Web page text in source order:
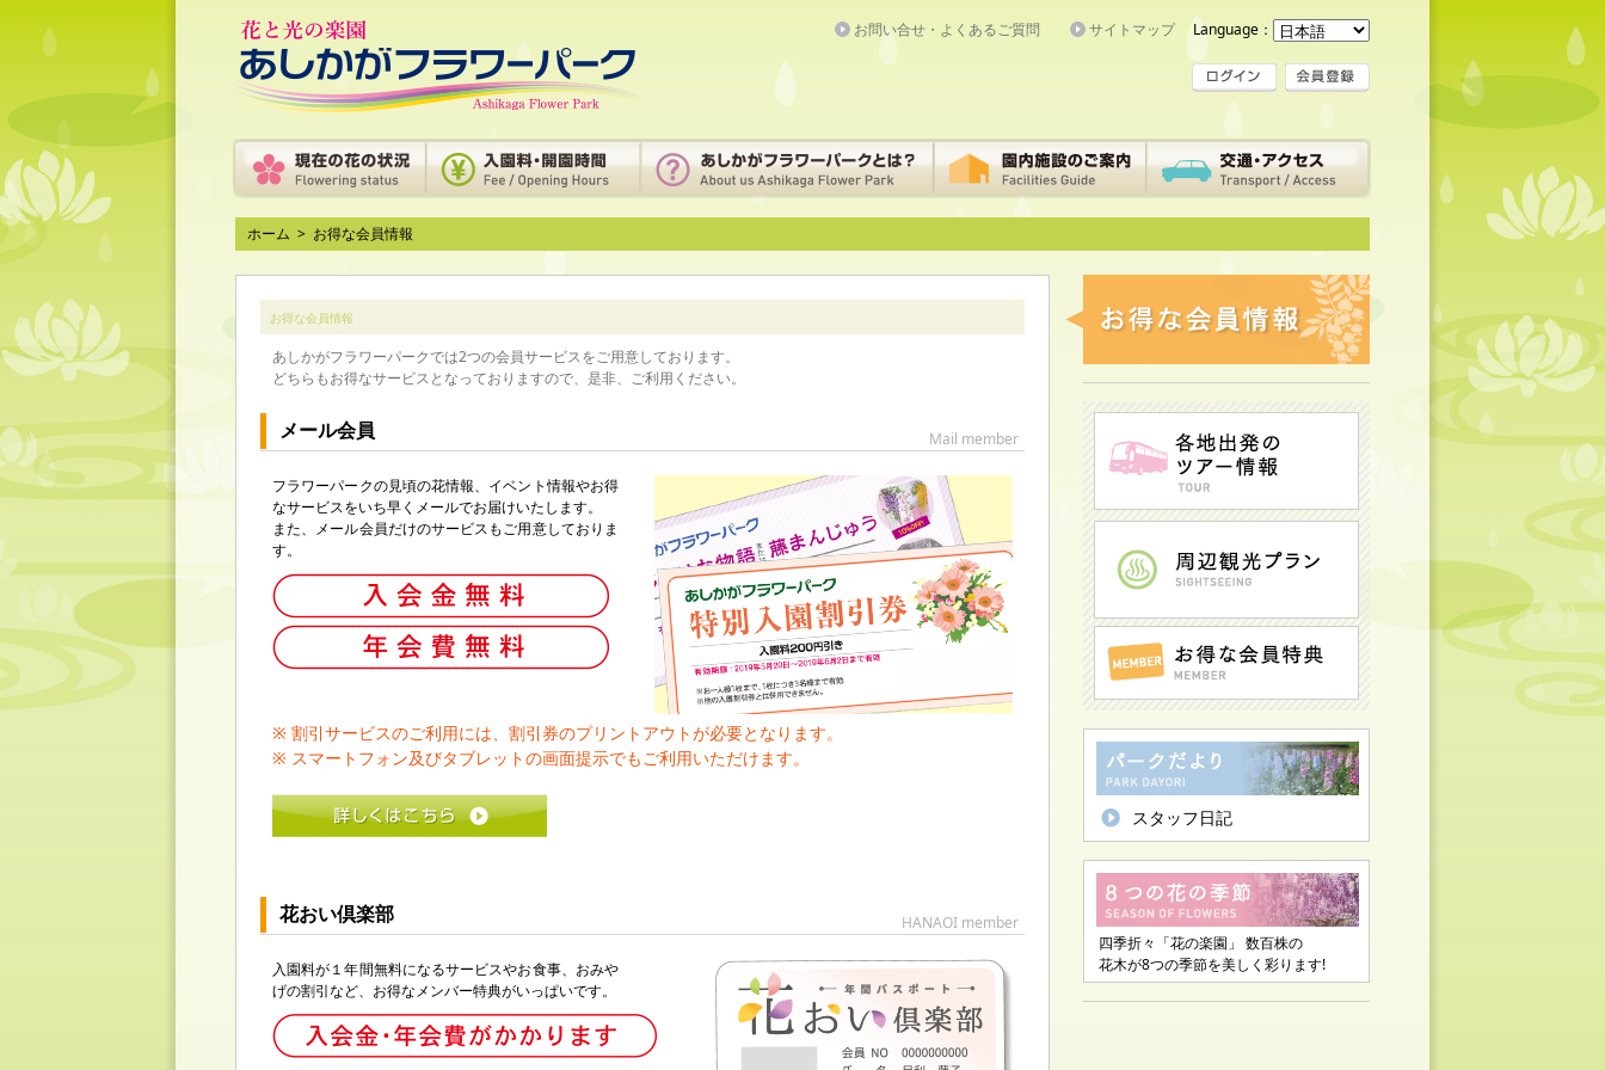
Language：
お問い合せ・よくあるご質問 サイトマップ
ホーム > お得な会員情報
スタッフ日記
四季折々「花の楽園」 数百株の
花木が8つの季節を美しく彩ります!
お得な会員情報
あしかがフラワーパークでは2つの会員サービスをご用意しております。
どちらもお得なサービスとなっておりますので、是非、ご利用ください。
Mail member
メール会員
フラワーパークの見頃の花情報、イベント情報やお得
なサービスをいち早くメールでお届けいたします。
また、メール会員だけのサービスもご用意しておりま
す。
※ 割引サービスのご利用には、割引券のプリントアウトが必要となります。
※ スマートフォン及びタブレットの画面提示でもご利用いただけます。
HANAOI member
花おい倶楽部
入園料が１年間無料になるサービスやお食事、おみや
げの割引など、お得なメンバー特典がいっぱいです。